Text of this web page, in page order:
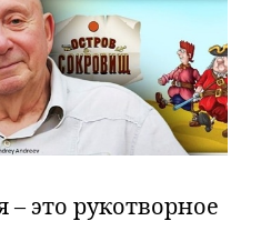
это рукотворное